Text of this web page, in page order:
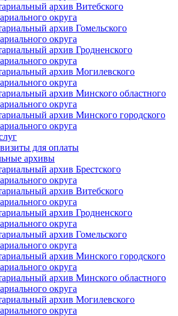
архив Витебского
округа
архив Гомельского
округа
архив Гродненского
округа
архив Могилевского
округа
архив Минского областного
округа
архив Минского городского
округа
для оплаты
архивы
архив Брестского
округа
архив Витебского
округа
архив Гродненского
округа
архив Гомельского
округа
архив Минского городского
округа
архив Минского областного
округа
архив Могилевского
округа